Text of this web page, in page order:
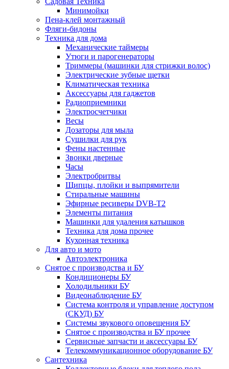
Минимойки
Пена-клей монтажный
Фляги-бидоны
Техника для дома
Механические таймеры
Утюги и парогенераторы
Триммеры (машинки для стрижки волос)
Электрические зубные щетки
Климатическая техника
Аксессуары для гаджетов
Радиоприемники
Электросчетчики
Весы
Дозаторы для мыла
Сушилки для рук
Фены настенные
Звонки дверные
Часы
Электробритвы
Щипцы, плойки и выпрямители
Стиральные машины
Эфирные ресиверы DVB-T2
Элементы питания
Машинки для удаления катышков
Техника для дома прочее
Кухонная техника
Для авто и мото
Автоэлектроника
Снятое с производства и БУ
Кондиционеры БУ
Холодильники БУ
Видеонаблюдение БУ
Система контроля и управление доступом
(СКУД) БУ
Системы звукового оповещения БУ
Снятое с производства и БУ прочее
Сервисные запчасти и аксессуары БУ
Телекоммуникационное оборудование БУ
Сантехника